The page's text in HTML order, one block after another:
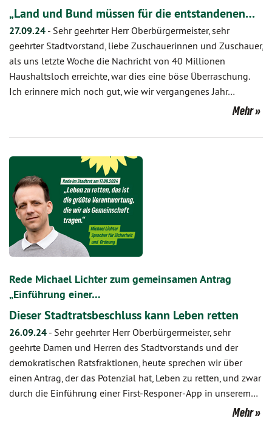
„Land und Bund müssen für die entstandenen…
27.09.24 - Sehr geehrter Herr Oberbürgermeister, sehr
geehrter Stadtvorstand, liebe Zuschauerinnen und Zuschauer,
als uns letzte Woche die Nachricht von 40 Millionen
Haushaltsloch erreichte, war dies eine böse Überraschung.
Ich erinnere mich noch gut, wie wir vergangenes Jahr…
Mehr
Rede Michael Lichter zum gemeinsamen Antrag
„Einführung einer…
Dieser Stadtratsbeschluss kann Leben retten
26.09.24 - Sehr geehrter Herr Oberbürgermeister, sehr
geehrte Damen und Herren des Stadtvorstands und der
demokratischen Ratsfraktionen, heute sprechen wir über
einen Antrag, der das Potenzial hat, Leben zu retten, und zwar
durch die Einführung einer First-Responer-App in unserem…
Mehr